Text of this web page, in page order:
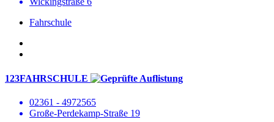
Fahrschule
123FAHRSCHULE
02361 - 4972565
Große-Perdekamp-Straße 19